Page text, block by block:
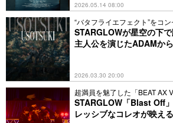
2026.05.14 08:00
“バタフライエフェクト”をコ
STARGLOWが星空の下で
主人公を演じたADAMか
2026.03.30 20:00
超満員を魅了した「BEAT AX
STARGLOW「Blast Off
レッシブなコレオが映え